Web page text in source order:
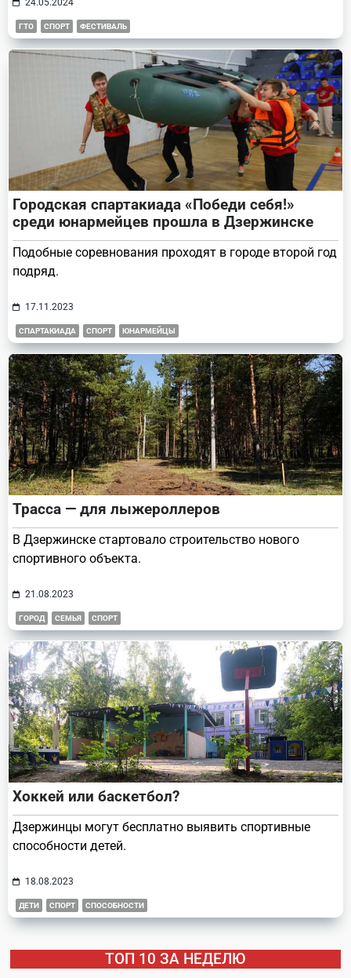
ГТО СПОРТ ФЕСТИВАЛЬ
Городская спартакиада «Победи себя!»
среди юнармейцев прошла в Дзержинске
Подобные соревнования проходят в городе второй год
подряд.
17.11.2023
СПАРТАКИАДА СПОРТ ЮНАРМЕЙЦЫ
Трасса — для лыжероллеров
В Дзержинске стартовало строительство нового
спортивного объекта.
21.08.2023
ГОРОД СЕМЬЯ СПОРТ
Хоккей или баскетбол?
Дзержинцы могут бесплатно выявить спортивные
способности детей.
18.08.2023
ДЕТИ СПОРТ СПОСОБНОСТИ
ТОП 10 ЗА НЕДЕЛЮ